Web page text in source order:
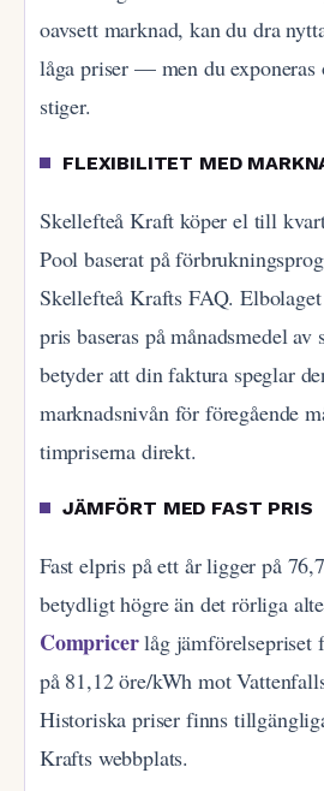
oavsett marknad, kan du dra
låga priser — men du exponeras
stiger.
FLEXIBILITET MED
Skellefteå Kraft köper el till
Pool baserat på
Skellefteå Krafts FAQ.
pris baseras på månadsmedel av
betyder att din faktura speglar
marknadsnivån för föregående
timpriserna direkt.
JÄMFÖRT MED FAST PRIS
Fast elpris på ett år ligger på
betydligt högre än det rörliga
Compricerlåg jämförelsepriset
på 81,12 öre/kWh mot
Historiska priser finns
Krafts webbplats.